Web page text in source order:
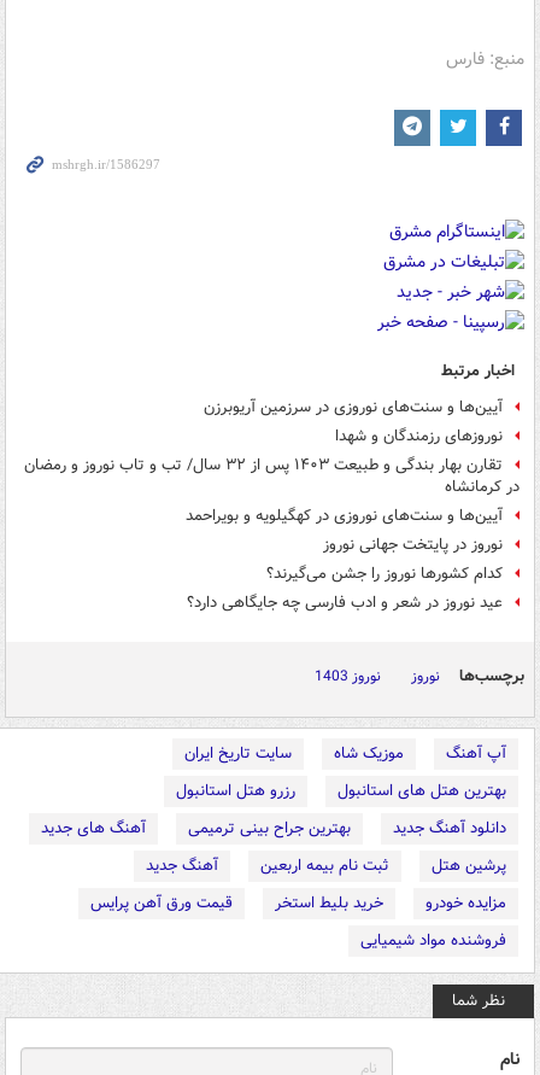
منبع: فارس
اخبار مرتبط
آیین‌ها و سنت‌های نوروزی در سرزمین آریوبرزن
نوروزهای رزمندگان و شهدا
تقارن بهار بندگی و طبیعت ۱۴۰۳ پس از ۳۲ سال/ تب و تاب نوروز و رمضان
در کرمانشاه
آیین‌ها و سنت‌های نوروزی در کهگیلویه و بویراحمد
نوروز در پایتخت جهانی نوروز
کدام کشورها نوروز را جشن می‌گیرند؟
عید نوروز در شعر و ادب فارسی چه جایگاهی دارد؟
برچسب‌ها نوروز نوروز 1403
آپ آهنگ موزیک شاه
سایت تاریخ ایران
بهترین هتل های استانبول
رزرو هتل استانبول
دانلود آهنگ جدید
بهترین جراح بینی ترمیمی
آهنگ های جدید
پرشین هتل
ثبت نام بیمه اربعین
آهنگ جدید
مزایده خودرو
خرید بلیط استخر
قیمت ورق آهن پرایس
فروشنده مواد شیمیایی
نظر شما
نام